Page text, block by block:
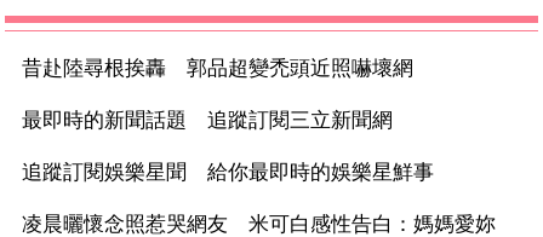
昔赴陸尋根挨轟 郭品超變禿頭近照嚇壞網
最即時的新聞話題 追蹤訂閱三立新聞網
追蹤訂閱娛樂星聞 給你最即時的娛樂星鮮事
凌晨曬懷念照惹哭網友 米可白感性告白：媽媽愛妳